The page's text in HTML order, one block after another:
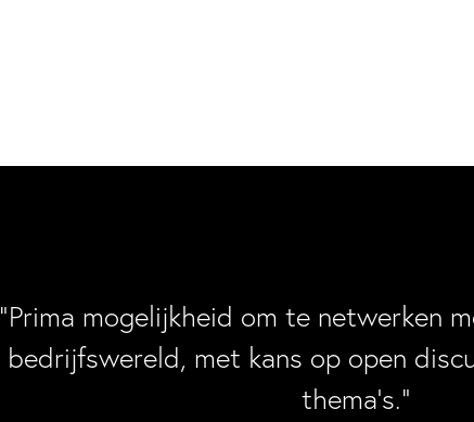
“Prima mogelijkheid om te netwerken
bedrijfswereld, met kans op open
thema’s.”